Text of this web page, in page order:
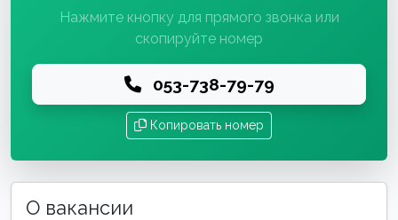
Нажмите кнопку для прямого звонка или
скопируйте номер
053-738-79-79
Копировать номер
О вакансии